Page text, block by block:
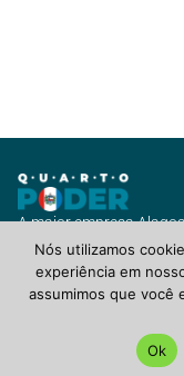
A maior empresa
com vários canais de
seu negócio.
POLÍTICA DE PRIVACIDADE,
Nós utilizamos
experiência em
assumimos que você
Ok